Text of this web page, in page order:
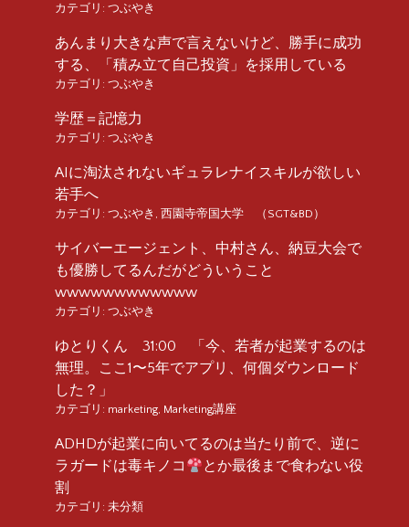
カテゴリ: つぶやき
あんまり大きな声で言えないけど、勝手に成功
する、「積み立て自己投資」を採用している
カテゴリ: つぶやき
学歴＝記憶力
カテゴリ: つぶやき
AIに淘汰されないギュラレナイスキルが欲しい
若手へ
カテゴリ: つぶやき , 西園寺帝国大学 （SGT&BD）
サイバーエージェント、中村さん、納豆大会で
も優勝してるんだがどういうこと
wwwwwwwwwwww
カテゴリ: つぶやき
ゆとりくん 31:00 「今、若者が起業するのは
無理。ここ1〜5年でアプリ、何個ダウンロード
した？」
カテゴリ: marketing, Marketing講座
ADHDが起業に向いてるのは当たり前で、逆に
ラガードは毒キノコ
とか最後まで食わない役
割
カテゴリ: 未分類